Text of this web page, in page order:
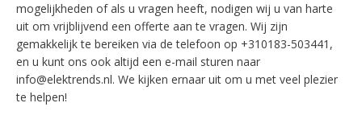
mogelijkheden of als u vragen heeft, nodigen wij u van harte
uit om vrijblijvend een offerte aan te vragen. Wij zijn
gemakkelijk te bereiken via de telefoon op +310183-503441,
en u kunt ons ook altijd een e-mail sturen naar
info@elektrends.nl. We kijken ernaar uit om u met veel plezier
te helpen!